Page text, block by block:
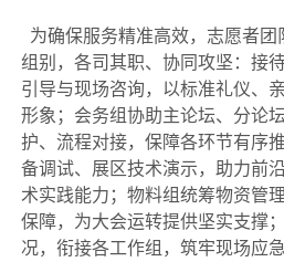
为确保服务精准高效，志愿者
组别，各司其职、协同攻坚：接
引导与现场咨询，以标准礼仪、
形象；会务组协助主论坛、分论
护、流程对接，保障各环节有序
备调试、展区技术演示，助力前
术实践能力；物料组统筹物资管
保障，为大会运转提供坚实支撑
况，衔接各工作组，筑牢现场应